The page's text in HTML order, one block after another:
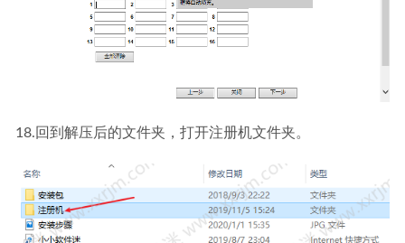
18.回到解压后的文件夹，打开注册机文件夹。